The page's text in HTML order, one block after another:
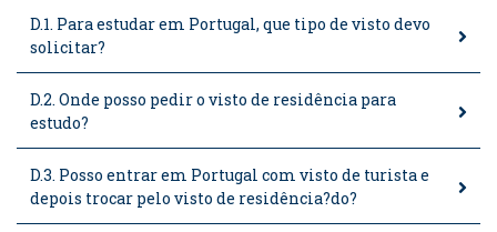
D.1. Para estudar em Portugal, que tipo de visto devo
solicitar?
D.2. Onde posso pedir o visto de residência para
estudo?
D.3. Posso entrar em Portugal com visto de turista e
depois trocar pelo visto de residência?do?